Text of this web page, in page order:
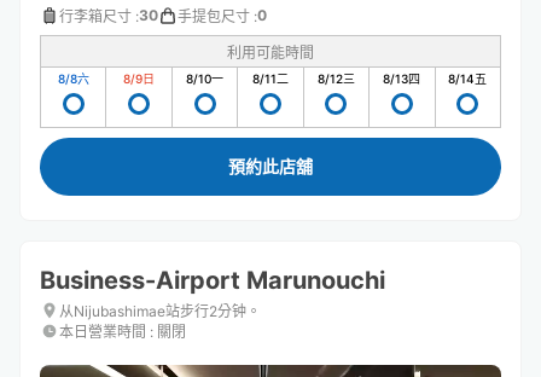
行李箱尺寸 :30 手提包尺寸 :0
利用可能時間
8/8六 8/9日 8/10一 8/11二 8/12三 8/13四 8/14五
預約此店舖
Business-Airport Marunouchi
从Nijubashimae站步行2分钟。
本日營業時間 : 關閉